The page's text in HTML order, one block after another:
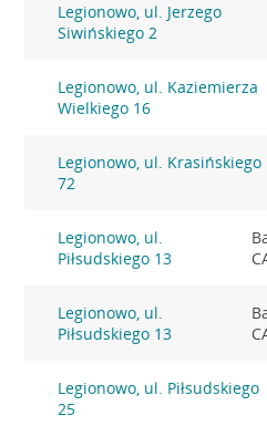
Legionowo, ul. Jerzego
Siwińskiego 2
Legionowo, ul. Kaziemierza
Wielkiego 16
Legionowo, ul. Krasińskiego
72
Legionowo, ul.
Piłsudskiego 13
Legionowo, ul.
Piłsudskiego 13
Legionowo, ul. Piłsudskiego
25